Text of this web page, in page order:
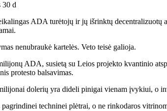
30 d
ADA turėtojų ir jų išrinktų
nenubraukė kartelės. Veto teisė galioja.
ADA, susietą su Leios projekto kvantinio
protesto balsavimas.
dolerių yra dideli pinigai vienam įvykiui, o
techninei plėtrai, o ne rinkodaros